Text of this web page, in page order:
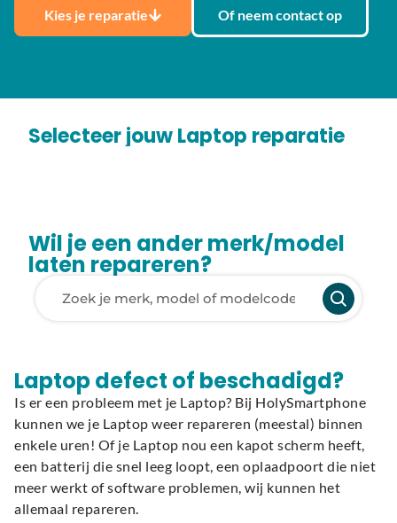
Kies je reparatie Of neem contact op
Selecteer jouw Laptop reparatie
Wil je een ander merk/model
laten repareren?
Laptop defect of beschadigd?
Is er een probleem met je Laptop? Bij HolySmartphone
kunnen we je Laptop weer repareren (meestal) binnen
enkele uren! Of je Laptop nou een kapot scherm heeft,
een batterij die snel leeg loopt, een oplaadpoort die niet
meer werkt of software problemen, wij kunnen het
allemaal repareren.